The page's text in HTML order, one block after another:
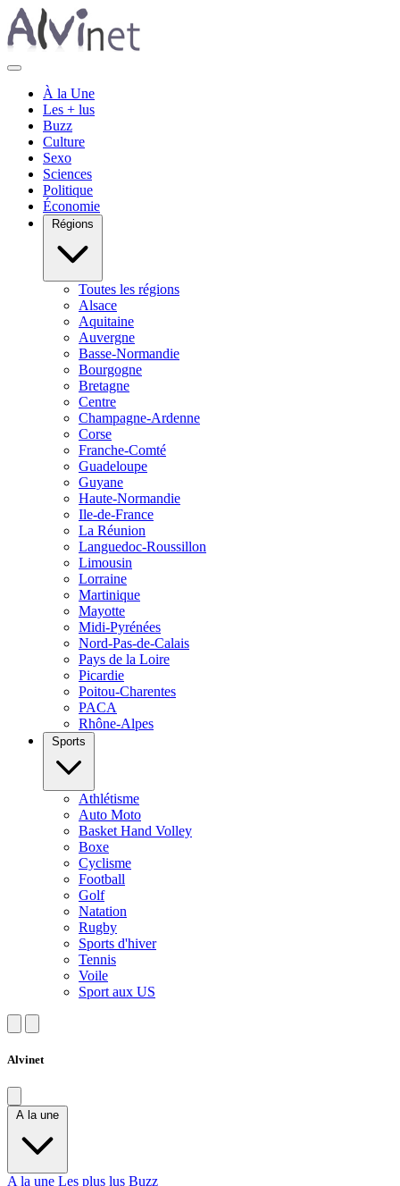
À la Une
Les + lus
Buzz
Culture
Sexo
Sciences
Politique
Économie
Régions
Toutes les régions
Alsace
Aquitaine
Auvergne
Basse-Normandie
Bourgogne
Bretagne
Centre
Champagne-Ardenne
Corse
Franche-Comté
Guadeloupe
Guyane
Haute-Normandie
Ile-de-France
La Réunion
Languedoc-Roussillon
Limousin
Lorraine
Martinique
Mayotte
Midi-Pyrénées
Nord-Pas-de-Calais
Pays de la Loire
Picardie
Poitou-Charentes
PACA
Rhône-Alpes
Sports
Athlétisme
Auto Moto
Basket Hand Volley
Boxe
Cyclisme
Football
Golf
Natation
Rugby
Sports d'hiver
Tennis
Voile
Sport aux US
Alvinet
A la une
A la une Les plus lus Buzz